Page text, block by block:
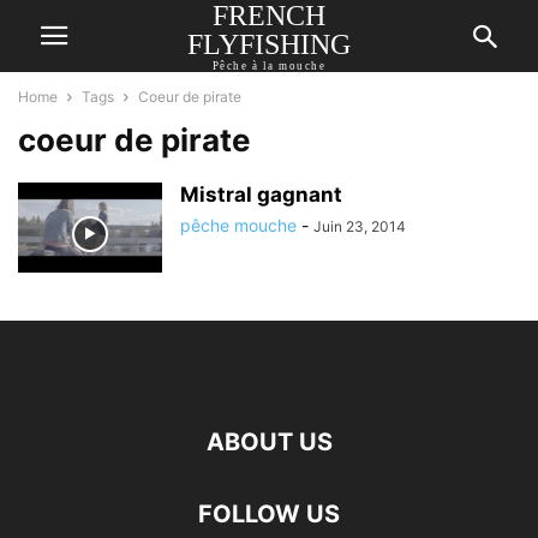
FRENCH
FLYFISHING
Pêche à la mouche
Home Tags Coeur de pirate
coeur de pirate
Mistral gagnant
pêche mouche - Juin 23, 2014
ABOUT US
FOLLOW US